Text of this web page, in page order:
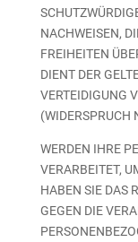
NACHWEISEN,
FREIHEITEN
DIENT DER
VERTEIDIGUNG
(WIDERSPRUCH
WERDEN IHRE
VERARBEITET,
HABEN SIE DAS
GEGEN DIE